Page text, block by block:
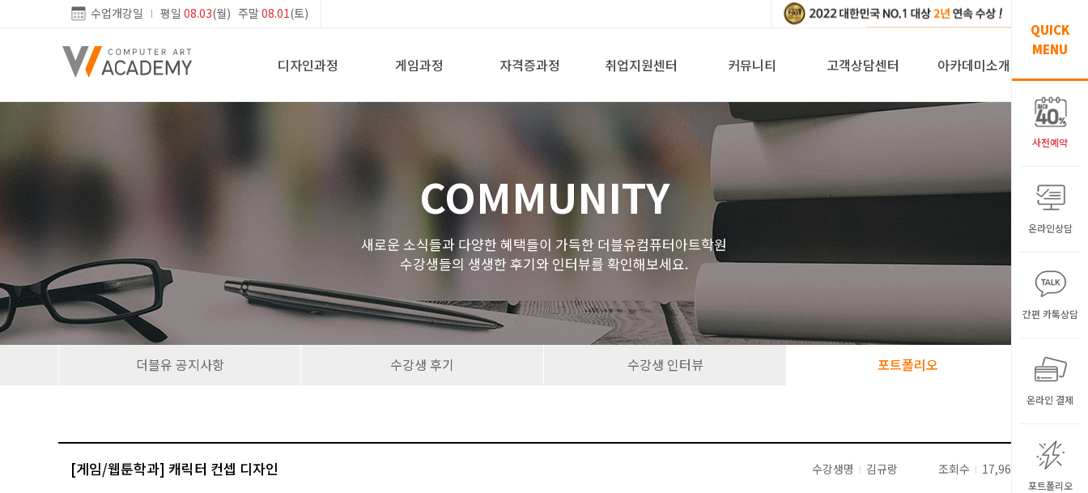
수업개강일 평일 08.03(월) 주말08.01(토)
디자인과정 게임과정 자격증과정 취업지원센터 커뮤니티 고객상담센터 아카데미소개
QUICK
MENU
사전예약
온라인상담
간편 카톡상담
온라인 결제
포트폴리오
COMMUNITY
새로운 소식들과 다양한 혜택들이 가득한 더블유컴퓨터아트학원
수강생들의 생생한 후기와 인터뷰를 확인해보세요.
더블유 공지사항 수강생 후기 수강생 인터뷰 포트폴리오
[게임/웹툰학과] 캐릭터 컨셉 디자인 수강생명 김규랑 조회수 17,968